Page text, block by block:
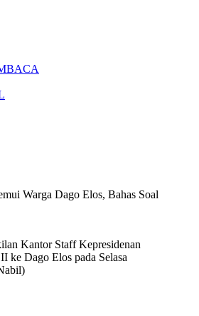
Warga Dago Elos, Bahas Soal
Kantor Staff Kepresidenan
ke Dago Elos pada Selasa